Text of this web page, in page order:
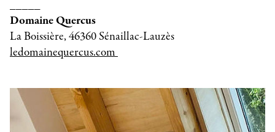
_____
Domaine Quercus
La Boissière, 46360 Sénaillac-Lauzès
ledomainequercus.com